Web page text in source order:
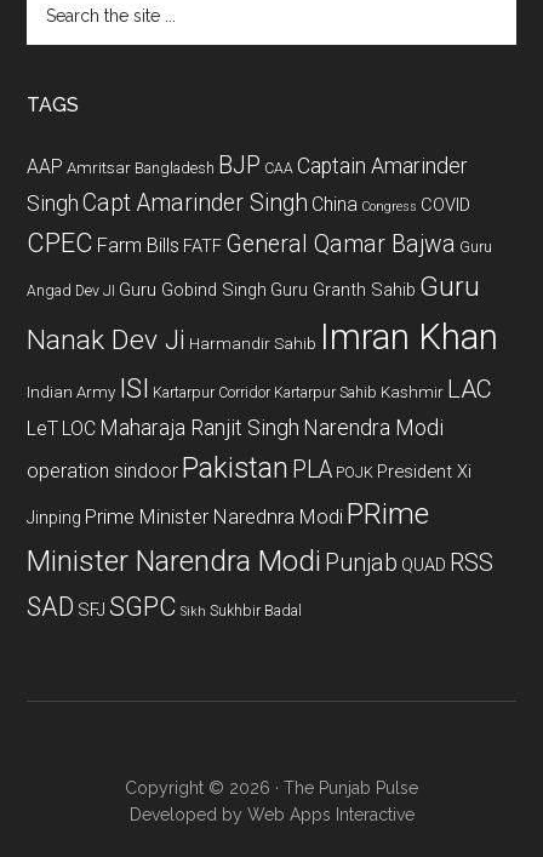
the
site
TAGS
AAP Amritsar Bangladesh BJP CAA Captain Amarinder
Singh Capt Amarinder Singh China Congress COVID
CPEC Farm Bills FATF General Qamar Bajwa Guru
Angad Dev JI Guru Gobind Singh Guru Granth Sahib Guru
Nanak Dev Ji Harmandir Sahib Imran Khan
Indian Army ISI Kartarpur Corridor Kartarpur Sahib Kashmir LAC
LeT LOC Maharaja Ranjit Singh Narendra Modi
operation sindoor Pakistan PLA POJK President Xi
Jinping Prime Minister Narednra Modi PRime
Minister Narendra Modi Punjab QUAD RSS
SAD SFJ SGPC Sikh Sukhbir Badal
Copyright © 2026 · The Punjab Pulse
Developed by Web Apps Interactive